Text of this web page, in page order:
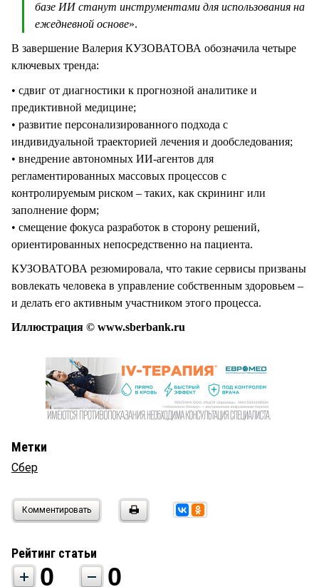
базе ИИ станут инструментами для использования на
ежедневной основе».
В завершение Валерия КУЗОВАТОВА обозначила четыре
ключевых тренда:
• сдвиг от диагностики к прогнозной аналитике и
предиктивной медицине;
• развитие персонализированного подхода с
индивидуальной траекторией лечения и дообследования;
• внедрение автономных ИИ-агентов для
регламентированных массовых процессов с
контролируемым риском – таких, как скрининг или
заполнение форм;
• смещение фокуса разработок в сторону решений,
ориентированных непосредственно на пациента.
КУЗОВАТОВА резюмировала, что такие сервисы призваны
вовлекать человека в управление собственным здоровьем –
и делать его активным участником этого процесса.
Иллюстрация © www.sberbank.ru
Метки
Сбер
Комментировать
Рейтинг статьи
0 0